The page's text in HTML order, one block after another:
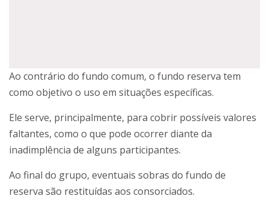
Ao contrário do fundo comum, o fundo reserva tem
como objetivo o uso em situações específicas.
Ele serve, principalmente, para cobrir possíveis valores
faltantes, como o que pode ocorrer diante da
inadimplência de alguns participantes.
Ao final do grupo, eventuais sobras do fundo de
reserva são restituídas aos consorciados.